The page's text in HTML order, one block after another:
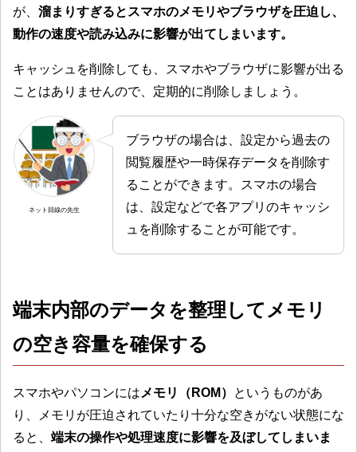
が、 溜まりすぎるとスマホのメモリやブラウザを圧迫し、
動作の速度や読み込みに影響が出てしまいます。
キャッシュを削除しても、スマホやブラウザに影響が出る
ことはありませんので、定期的に削除しましょう。
ネット回線の先生
ブラウザの場合は、設定から過去の
閲覧履歴や一時保存データを削除す
ることができます。スマホの場合
は、設定などで各アプリのキャッシ
ュを削除することが可能です。
端末内部のデータを整理してメモリ
の空き容量を確保する
スマホやパソコンには メモリ（ROM）
というものがあ
り、メモリが圧迫されていたり十分な空きがない状態にな
ると、 端末の操作や処理速度に影響を及ぼしてしまいま